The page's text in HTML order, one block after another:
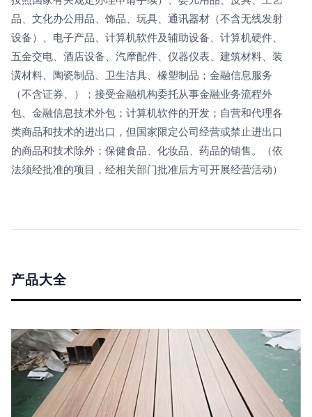
品、文化办公用品、饰品、玩具、通讯器材（不含无线发射
设备）、电子产品、计算机软件及辅助设备、计算机硬件、
五金交电、酒店设备、汽摩配件、仪器仪表、建筑材料、装
潢材料、陶瓷制品、卫生洁具、橡塑制品；金融信息服务
（不含证券、）；接受金融机构委托从事金融业务流程外
包、金融信息技术外包；计算机软件的开发；自营和代理各
类商品和技术的进出口，但国家限定公司经营或禁止进出口
的商品和技术除外；保健食品、化妆品、药品的销售。（依
法须经批准的项目，经相关部门批准后方可开展经营活动）
产品大全